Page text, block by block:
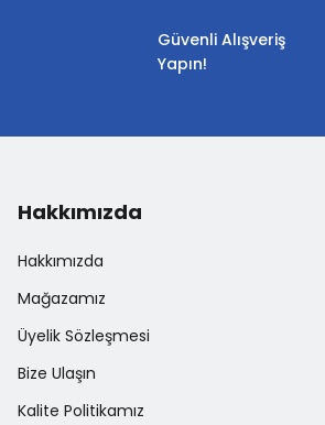
Güvenli Alışveriş
Yapın!
Hakkımızda
Hakkımızda
Mağazamız
Üyelik Sözleşmesi
Bize Ulaşın
Kalite Politikamız